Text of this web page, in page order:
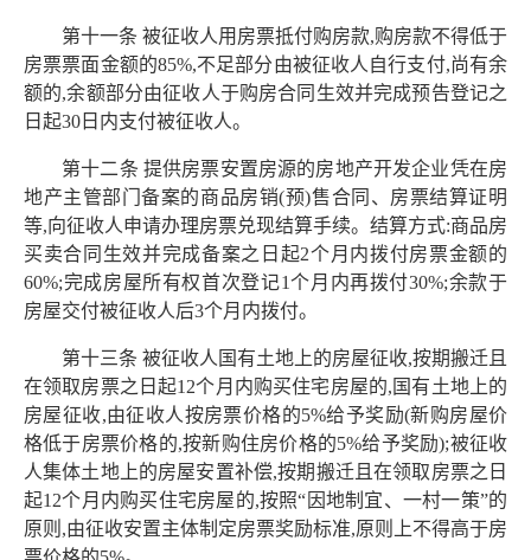
第十一条 被征收人用房票抵付购房款,购房款不得低于
房票票面金额的85%,不足部分由被征收人自行支付,尚有余
额的,余额部分由征收人于购房合同生效并完成预告登记之
日起30日内支付被征收人。
第十二条 提供房票安置房源的房地产开发企业凭在房
地产主管部门备案的商品房销(预)售合同、房票结算证明
等,向征收人申请办理房票兑现结算手续。结算方式:商品房
买卖合同生效并完成备案之日起2个月内拨付房票金额的
60%;完成房屋所有权首次登记1个月内再拨付30%;余款于
房屋交付被征收人后3个月内拨付。
第十三条 被征收人国有土地上的房屋征收,按期搬迁且
在领取房票之日起12个月内购买住宅房屋的,国有土地上的
房屋征收,由征收人按房票价格的5%给予奖励(新购房屋价
格低于房票价格的,按新购住房价格的5%给予奖励);被征收
人集体土地上的房屋安置补偿,按期搬迁且在领取房票之日
起12个月内购买住宅房屋的,按照“因地制宜、一村一策”的
原则,由征收安置主体制定房票奖励标准,原则上不得高于房